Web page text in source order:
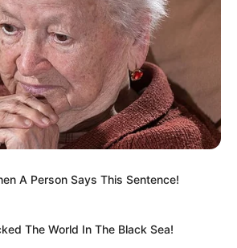
A Person Says This Sentence!
The World In The Black Sea!